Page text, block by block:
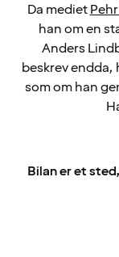
Da mediet
han om en
Anders
beskrev endda,
som om han
Bilan er et